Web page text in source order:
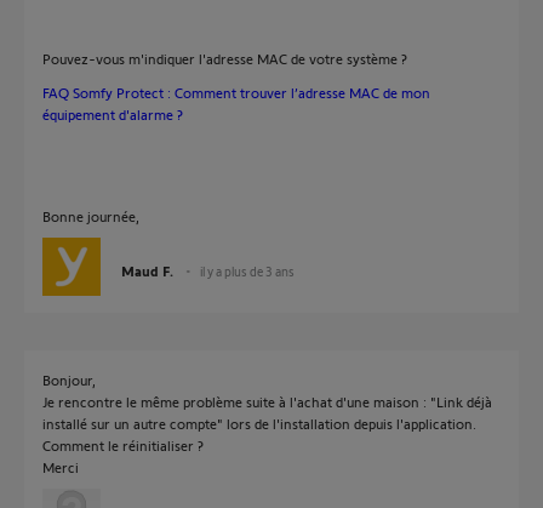
Pouvez-vous m'indiquer l'adresse MAC de votre système ?
FAQ Somfy Protect : Comment trouver l’adresse MAC de mon
équipement d'alarme ?
Bonne journée,
Maud F. il y a plus de 3 ans
Bonjour,
Je rencontre le même problème suite à l'achat d'une maison : "Link déjà
installé sur un autre compte" lors de l'installation depuis l'application.
Comment le réinitialiser ?
Merci